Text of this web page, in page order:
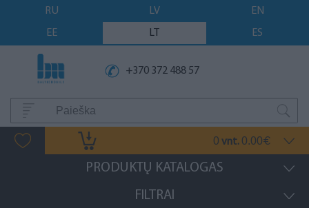
RU LV
EN
EE
LT ES
+370 372 488 57
0 vnt. 0.00€
PRODUKTŲ KATALOGAS
FILTRAI